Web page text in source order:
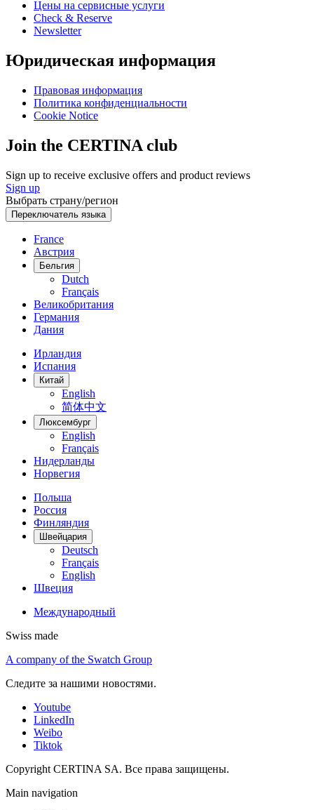
Цены на сервисные услуги
Check & Reserve
Newsletter
Юридическая информация
Правовая информация
Политика конфиденциальности
Cookie Notice
Join the CERTINA club
Sign up to receive exclusive offers and product reviews
Sign up
Выбрать страну/регион
Переключатель языка
France
Австрия
Бельгия
Dutch
Français
Великобритания
Германия
Дания
Ирландия
Испания
Китай
English
简体中文
Люксембург
English
Français
Нидерланды
Норвегия
Польша
Россия
Финляндия
Швейцария
Deutsch
Français
English
Швеция
Международный
Swiss made
A company of the Swatch Group
Следите за нашими новостями.
Youtube
LinkedIn
Weibo
Tiktok
Copyright CERTINA SA. Все права защищены.
Main navigation